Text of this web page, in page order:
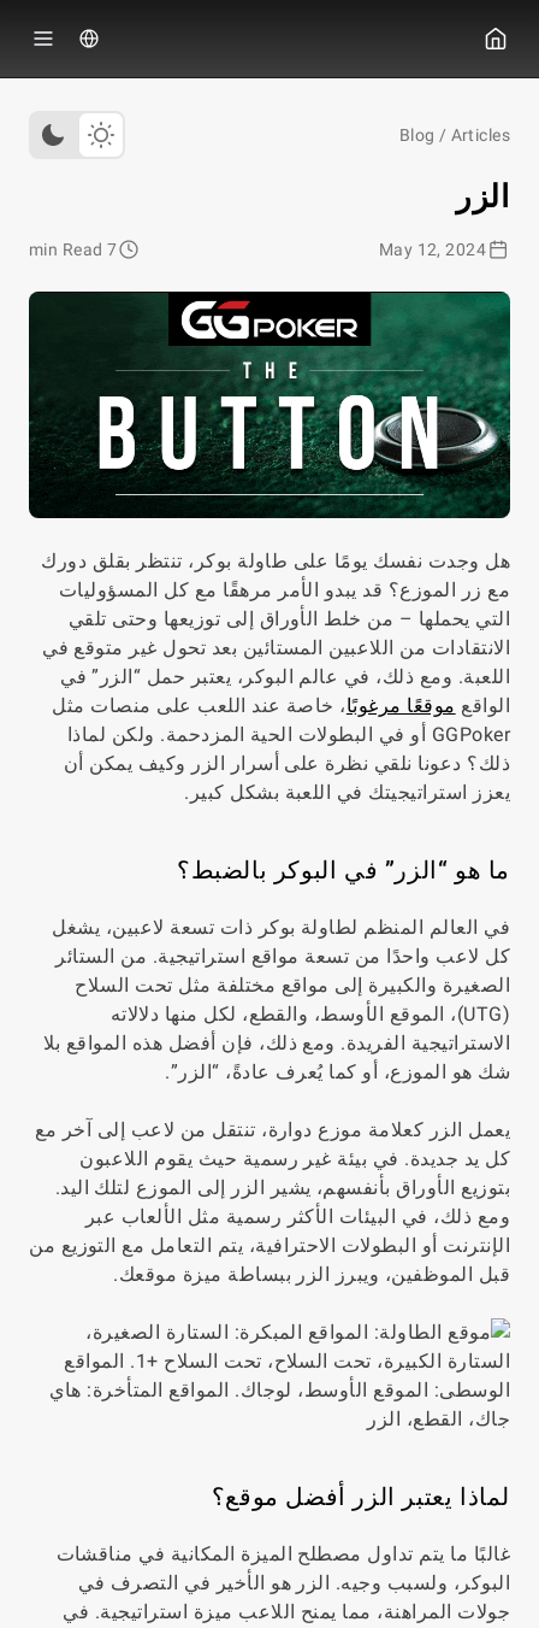
Blog / Articles
الزر
May 12, 2024
7 min Read
هل وجدت نفسك يومًا على طاولة بوكر، تنتظر بقلق دورك
مع زر الموزع؟ قد يبدو الأمر مرهقًا مع كل المسؤوليات
التي يحملها – من خلط الأوراق إلى توزيعها وحتى تلقي
الانتقادات من اللاعبين المستائين بعد تحول غير متوقع في
اللعبة. ومع ذلك، في عالم البوكر، يعتبر حمل “الزر” في
الواقع موقعًا مرغوبًا، خاصة عند اللعب على منصات مثل
GGPoker أو في البطولات الحية المزدحمة. ولكن لماذا
ذلك؟ دعونا نلقي نظرة على أسرار الزر وكيف يمكن أن
يعزز استراتيجيتك في اللعبة بشكل كبير.
ما هو “الزر” في البوكر بالضبط؟
في العالم المنظم لطاولة بوكر ذات تسعة لاعبين، يشغل
كل لاعب واحدًا من تسعة مواقع استراتيجية. من الستائر
الصغيرة والكبيرة إلى مواقع مختلفة مثل تحت السلاح
(UTG)، الموقع الأوسط، والقطع، لكل منها دلالاته
الاستراتيجية الفريدة. ومع ذلك، فإن أفضل هذه المواقع بلا
شك هو الموزع، أو كما يُعرف عادةً، “الزر”.
يعمل الزر كعلامة موزع دوارة، تنتقل من لاعب إلى آخر مع
كل يد جديدة. في بيئة غير رسمية حيث يقوم اللاعبون
بتوزيع الأوراق بأنفسهم، يشير الزر إلى الموزع لتلك اليد.
ومع ذلك، في البيئات الأكثر رسمية مثل الألعاب عبر
الإنترنت أو البطولات الاحترافية، يتم التعامل مع التوزيع من
قبل الموظفين، ويبرز الزر ببساطة ميزة موقعك.
لماذا يعتبر الزر أفضل موقع؟
غالبًا ما يتم تداول مصطلح الميزة المكانية في مناقشات
البوكر، ولسبب وجيه. الزر هو الأخير في التصرف في
جولات المراهنة، مما يمنح اللاعب ميزة استراتيجية. في